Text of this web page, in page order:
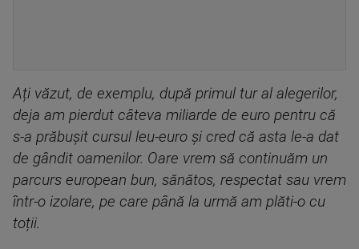
Ați văzut, de exemplu, după primul tur al alegerilor,
deja am pierdut câteva miliarde de euro pentru că
s-a prăbușit cursul leu-euro și cred că asta le-a dat
de gândit oamenilor. Oare vrem să continuăm un
parcurs european bun, sănătos, respectat sau vrem
într-o izolare, pe care până la urmă am plăti-o cu
toții.